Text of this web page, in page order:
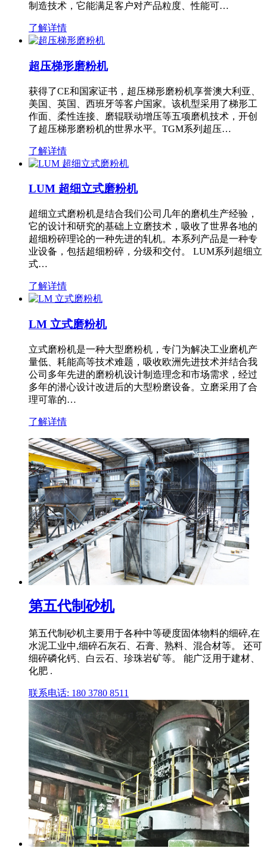
制造技术，它能满足客户对产品粒度、性能可…
了解详情
超压梯形磨粉机
获得了CE和国家证书，超压梯形磨粉机享誉澳大利亚、
美国、英国、西班牙等客户国家。该机型采用了梯形工
作面、柔性连接、磨辊联动增压等五项磨机技术，开创
了超压梯形磨粉机的世界水平。TGM系列超压…
了解详情
LUM 超细立式磨粉机
超细立式磨粉机是结合我们公司几年的磨机生产经验，
它的设计和研究的基础上立磨技术，吸收了世界各地的
超细粉碎理论的一种先进的轧机。本系列产品是一种专
业设备，包括超细粉碎，分级和交付。 LUM系列超细立
式…
了解详情
LM 立式磨粉机
立式磨粉机是一种大型磨粉机，专门为解决工业磨机产
量低、耗能高等技术难题，吸收欧洲先进技术并结合我
公司多年先进的磨粉机设计制造理念和市场需求，经过
多年的潜心设计改进后的大型粉磨设备。立磨采用了合
理可靠的…
了解详情
第五代制砂机
第五代制砂机主要用于各种中等硬度固体物料的细碎,在
水泥工业中,细碎石灰石、石膏、熟料、混合材等。 还可
细碎磷化钙、白云石、珍珠岩矿等。 能广泛用于建材、
化肥 .
联系电话: 180 3780 8511